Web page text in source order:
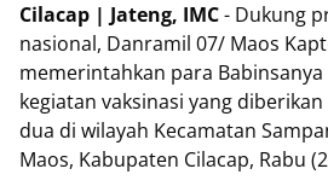
Cilacap | Jateng, IMC- Dukung
nasional, Danramil 07/ Maos
memerintahkan para
kegiatan vaksinasi yang
dua di wilayah Kecamatan
Maos, Kabupaten Cilacap, Rabu